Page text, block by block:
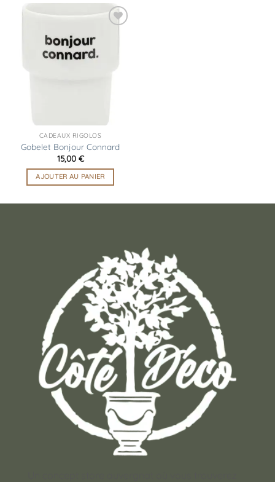
CADEAUX RIGOLOS
Gobelet Bonjour Connard
15,00 €
AJOUTER AU PANIER